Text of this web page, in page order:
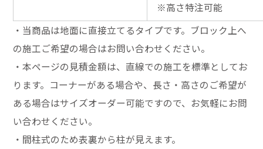
※高さ特注可能
・当商品は地面に直接立てるタイプです。ブロック上へ
の施工ご希望の場合はお問い合わせください。
・本ページの見積金額は、直線での施工を標準としてお
ります。コーナーがある場合や、長さ・高さのご希望が
ある場合はサイズオーダー可能ですので、お気軽にお問
い合わせください。
・間柱式のため表裏から柱が見えます。